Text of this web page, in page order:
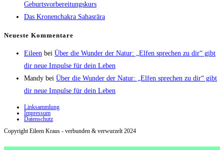
Geburtsvorbereitungskurs
Das Kronenchakra Sahasrāra
Neueste Kommentare
Eileen bei Über die Wunder der Natur: „Elfen sprechen zu dir“ gibt
dir neue Impulse für dein Leben
Mandy bei Über die Wunder der Natur: „Elfen sprechen zu dir“ gibt
dir neue Impulse für dein Leben
Linksammlung
Impressum
Datenschutz
Copyright Eileen Kraus - verbunden & verwurzelt 2024